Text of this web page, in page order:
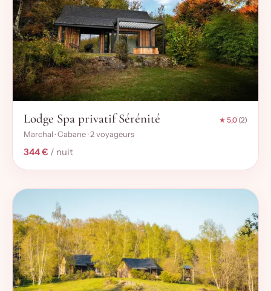
Lodge Spa privatif Sérénité ★ 5,0 (2)
Marchal · Cabane · 2 voyageurs
344 € / nuit